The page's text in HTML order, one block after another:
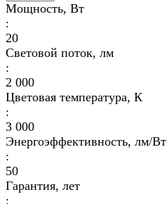
Мощность, Вт
:
20
Световой поток, лм
:
2 000
Цветовая температура, К
:
3 000
Энергоэффективность, лм/Вт
:
50
Гарантия, лет
: